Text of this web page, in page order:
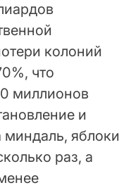
колоний
что
миллионов
и
яблоки
раз, а